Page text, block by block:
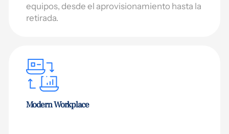
equipos, desde el aprovisionamiento hasta la
retirada.
Modern Workplace